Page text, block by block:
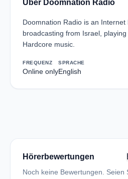
Über Doomnation Radio
Doomnation Radio is an Internet
broadcasting from Israel,
Hardcore music.
FREQUENZ
Online only
SPRACHE
English
Hörerbewertungen
Noch keine Bewertungen. Seien